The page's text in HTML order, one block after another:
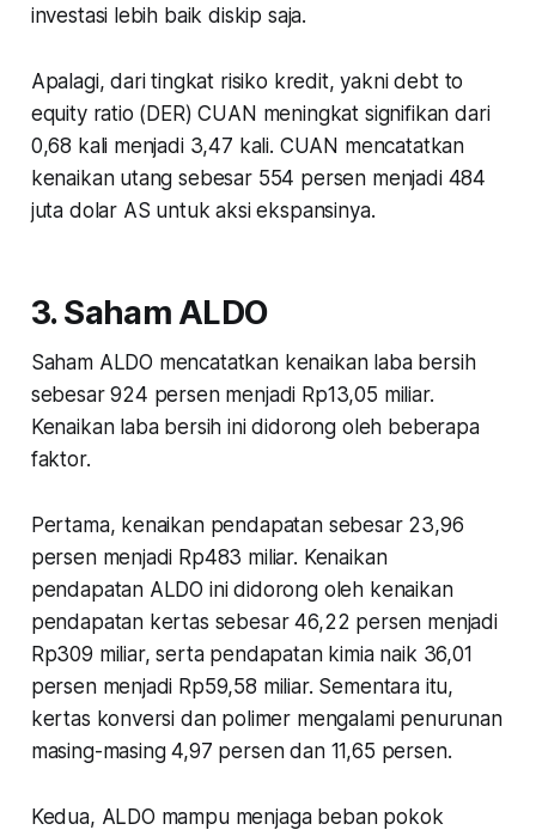
investasi lebih baik diskip saja.
Apalagi, dari tingkat risiko kredit, yakni debt to
equity ratio (DER) CUAN meningkat signifikan dari
0,68 kali menjadi 3,47 kali. CUAN mencatatkan
kenaikan utang sebesar 554 persen menjadi 484
juta dolar AS untuk aksi ekspansinya.
3. Saham ALDO
Saham ALDO mencatatkan kenaikan laba bersih
sebesar 924 persen menjadi Rp13,05 miliar.
Kenaikan laba bersih ini didorong oleh beberapa
faktor.
Pertama, kenaikan pendapatan sebesar 23,96
persen menjadi Rp483 miliar. Kenaikan
pendapatan ALDO ini didorong oleh kenaikan
pendapatan kertas sebesar 46,22 persen menjadi
Rp309 miliar, serta pendapatan kimia naik 36,01
persen menjadi Rp59,58 miliar. Sementara itu,
kertas konversi dan polimer mengalami penurunan
masing-masing 4,97 persen dan 11,65 persen.
Kedua, ALDO mampu menjaga beban pokok